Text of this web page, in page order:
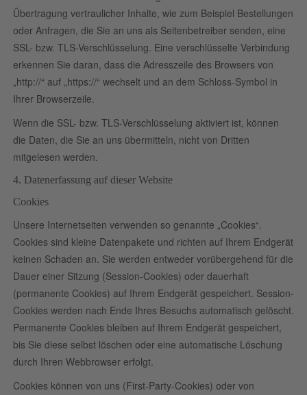
Übertragung vertraulicher Inhalte, wie zum Beispiel Bestellungen
oder Anfragen, die Sie an uns als Seitenbetreiber senden, eine
SSL- bzw. TLS-Verschlüsselung. Eine verschlüsselte Verbindung
erkennen Sie daran, dass die Adresszeile des Browsers von
„http://“ auf „https://“ wechselt und an dem Schloss-Symbol in
Ihrer Browserzeile.
Wenn die SSL- bzw. TLS-Verschlüsselung aktiviert ist, können
die Daten, die Sie an uns übermitteln, nicht von Dritten
mitgelesen werden.
4. Datenerfassung auf dieser Website
Cookies
Unsere Internetseiten verwenden so genannte „Cookies“.
Cookies sind kleine Datenpakete und richten auf Ihrem Endgerät
keinen Schaden an. Sie werden entweder vorübergehend für die
Dauer einer Sitzung (Session-Cookies) oder dauerhaft
(permanente Cookies) auf Ihrem Endgerät gespeichert. Session-
Cookies werden nach Ende Ihres Besuchs automatisch gelöscht.
Permanente Cookies bleiben auf Ihrem Endgerät gespeichert,
bis Sie diese selbst löschen oder eine automatische Löschung
durch Ihren Webbrowser erfolgt.
Cookies können von uns (First-Party-Cookies) oder von